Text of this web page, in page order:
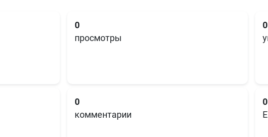
0
просмотры
0
0
комментарии
0